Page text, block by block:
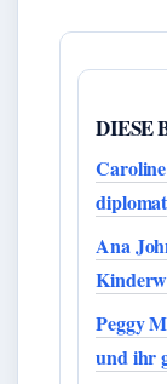
DIESE
Ana
Peggy
und ihr